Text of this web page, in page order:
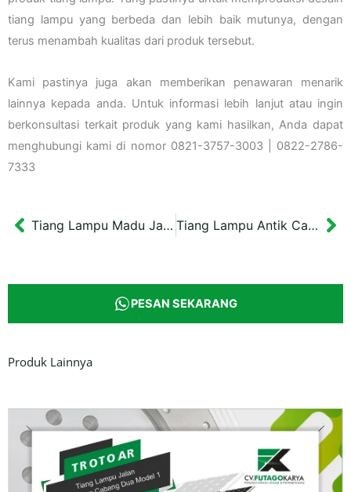
tiang lampu yang berbeda dan lebih baik mutunya, dengan
terus menambah kualitas dari produk tersebut.
Kami pastinya juga akan memberikan penawaran menarik
lainnya kepada anda. Untuk informasi lebih lanjut atau ingin
berkonsultasi terkait produk yang kami hasilkan, Anda dapat
menghubungi kami di nomor 0821-3757-3003 | 0822-2786-
7333
Prev Tiang Lampu Madu Jakarta Antik Tiang Lampu Antik Cabang Satu Bali
PESAN SEKARANG
Produk Lainnya